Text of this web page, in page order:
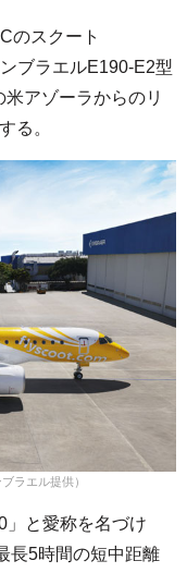
のスクート
ブラエルE190-E2型
アゾーラからのリ
る。
ラエル提供）
と愛称を名づけ
長5時間の短中距離